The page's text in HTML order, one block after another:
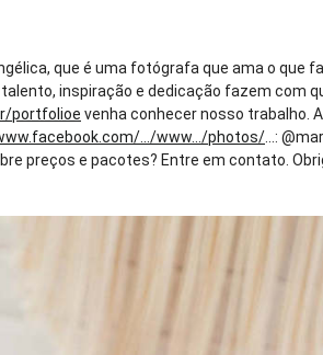
que é uma fotógrafa que ama o que
inspiração e dedicação fazem com
portfolioe venha conhecer nosso trabalho.
.../www.../photos/ ...:
preços e pacotes? Entre em contato.